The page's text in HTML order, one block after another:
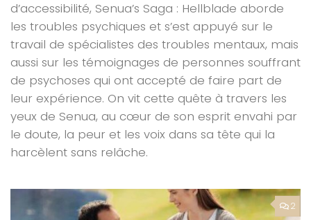
d’accessibilité, Senua’s Saga : Hellblade aborde
les troubles psychiques et s’est appuyé sur le
travail de spécialistes des troubles mentaux, mais
aussi sur les témoignages de personnes souffrant
de psychoses qui ont accepté de faire part de
leur expérience. On vit cette quête à travers les
yeux de Senua, au cœur de son esprit envahi par
le doute, la peur et les voix dans sa tête qui la
harcèlent sans relâche.
2